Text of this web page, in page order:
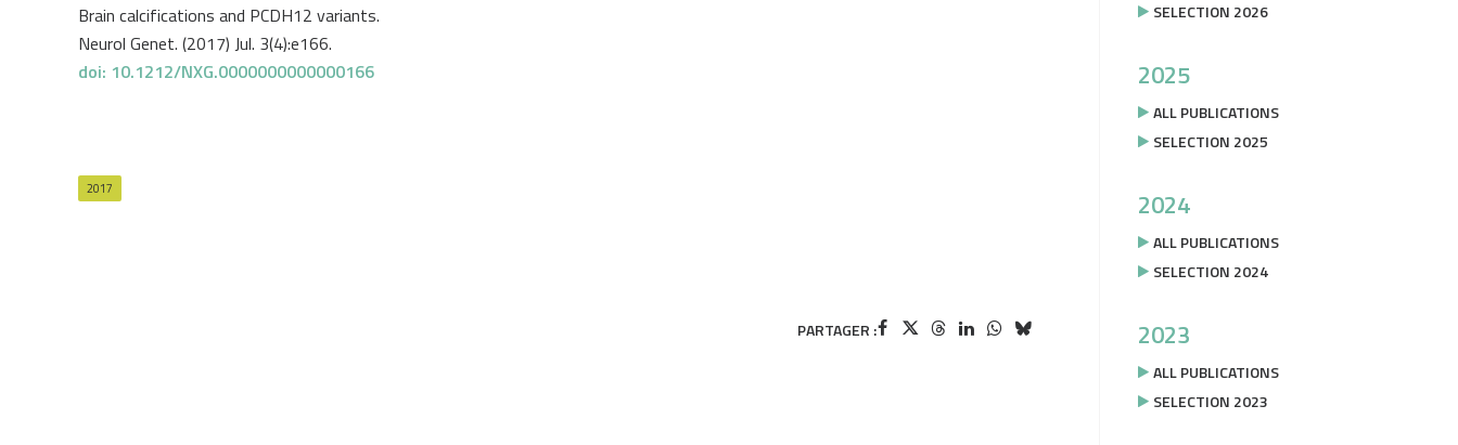
Brain calcifications and PCDH12 variants.
Neurol Genet. (2017) Jul. 3(4):e166.
doi: 10.1212/NXG.0000000000000166
2017
PARTAGER :
SELECTION 2026
2025
ALL PUBLICATIONS
SELECTION 2025
2024
ALL PUBLICATIONS
SELECTION 2024
2023
ALL PUBLICATIONS
SELECTION 2023